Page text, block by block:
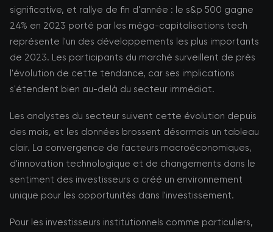
significative, et rallye de fin d'année : le s&p 500 gagne
24% en 2023 porté par les méga-capitalisations tech
représente l'un des développements les plus importants
de 2023. Les participants du marché surveillent de près
l'évolution de cette tendance, car ses implications
s'étendent bien au-delà du secteur immédiat.
Les analystes du secteur suivent cette évolution depuis
des mois, et les données brossent désormais un tableau
clair. La convergence de facteurs macroéconomiques,
d'innovation technologique et de changements dans le
sentiment des investisseurs a créé un environnement
unique pour les opportunités dans l'investissement.
Pour les investisseurs institutionnels comme particuliers,